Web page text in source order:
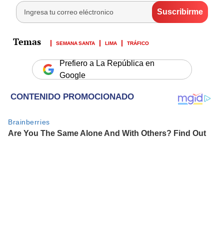
SEMANA SANTA LIMA TRÁFICO
Prefiero a La República en
Google